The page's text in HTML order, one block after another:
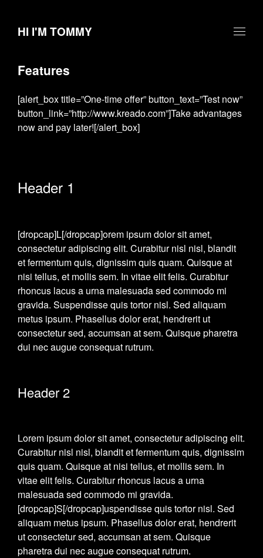
HI I'M TOMMY
Features
[alert_box title=”One-time offer” button_text=”Test now”
button_link=”http://www.kreado.com”]Take advantages
now and pay later![/alert_box]
Header 1
[dropcap]L[/dropcap]orem ipsum dolor sit amet,
consectetur adipiscing elit. Curabitur nisl nisl, blandit
et fermentum quis, dignissim quis quam. Quisque at
nisi tellus, et mollis sem. In vitae elit felis. Curabitur
rhoncus lacus a urna malesuada sed commodo mi
gravida. Suspendisse quis tortor nisl. Sed aliquam
metus ipsum. Phasellus dolor erat, hendrerit ut
consectetur sed, accumsan at sem. Quisque pharetra
dui nec augue consequat rutrum.
Header 2
Lorem ipsum dolor sit amet, consectetur adipiscing elit.
Curabitur nisl nisl, blandit et fermentum quis, dignissim
quis quam. Quisque at nisi tellus, et mollis sem. In
vitae elit felis. Curabitur rhoncus lacus a urna
malesuada sed commodo mi gravida.
[dropcap]S[/dropcap]uspendisse quis tortor nisl. Sed
aliquam metus ipsum. Phasellus dolor erat, hendrerit
ut consectetur sed, accumsan at sem. Quisque
pharetra dui nec augue consequat rutrum.